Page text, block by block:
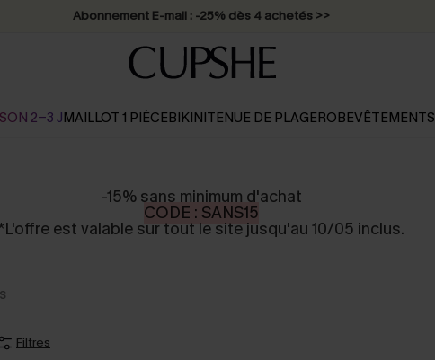
Abonnement E-mail : -25% dès 4 achetés >>
2-3 JMAILLOT 1 PIÈCEBIKINITENUE DE PLAGEROBEVÊTEMENTS
-15% sans minimum d'achat
CODE : SANS15
est valable sur tout le site jusqu'au 10/05 inclus.
Filtres